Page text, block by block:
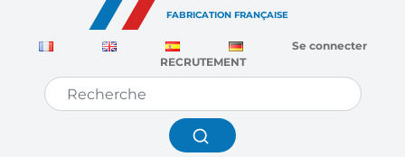
FABRICATION FRANÇAISE
Se connecter
RECRUTEMENT
Panneau de gestion des cookies